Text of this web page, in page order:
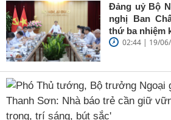
Đảng uỷ Bộ
nghị Ban
thứ ba nhiệm
02:44 | 19/